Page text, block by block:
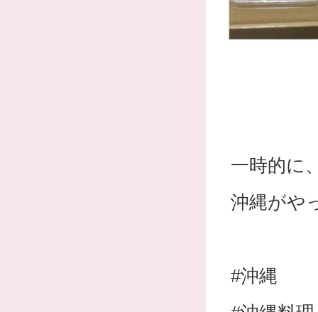
一時的に
沖縄がや
#沖縄